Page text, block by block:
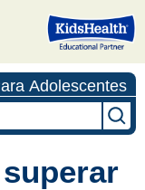
Adolescentes